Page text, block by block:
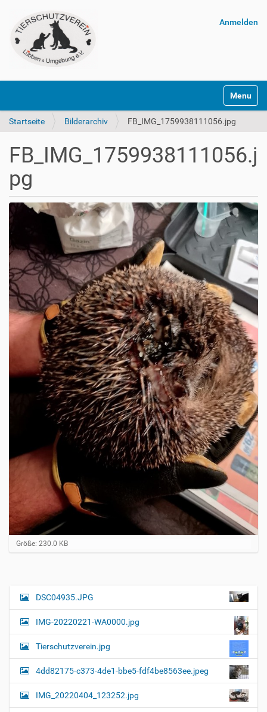
Anmelden
Startseite Bilderarchiv FB_IMG_1759938111056.jpg
FB_IMG_1759938111056.j
pg
Z
e
e
i
l
r
Größe: 230.0 KB
N
a
i
g
a
t
i
DSC04935.JPG
IMG-20220221-WA0000.jpg
Tierschutzverein.jpg
4dd82175-c373-4de1-bbe5-fdf4be8563ee.jpeg
IMG_20220404_123252.jpg